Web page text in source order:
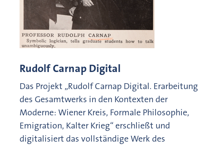
Rudolf Carnap Digital
Das Projekt „Rudolf Carnap Digital. Erarbeitung
des Gesamtwerks in den Kontexten der
Moderne: Wiener Kreis, Formale Philosophie,
Emigration, Kalter Krieg“ erschließt und
digitalisiert das vollständige Werk des